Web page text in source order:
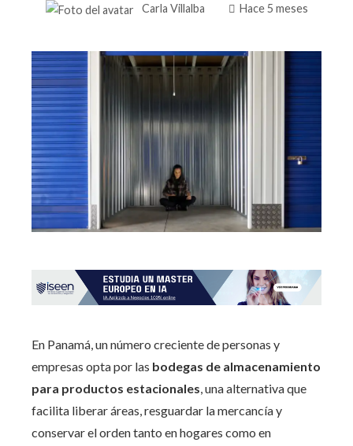
Carla Villalba Hace 5 meses
En Panamá, un número creciente de personas y
empresas opta por las bodegas de almacenamiento
para productos estacionales, una alternativa que
facilita liberar áreas, resguardar la mercancía y
conservar el orden tanto en hogares como en